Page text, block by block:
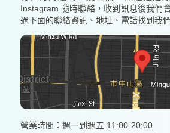
Instagram 隨時聯絡，收到訊息後我們
過下面的聯絡資訊、地址、電話找到我們
營業時間：週一到週五 11:00-20:00